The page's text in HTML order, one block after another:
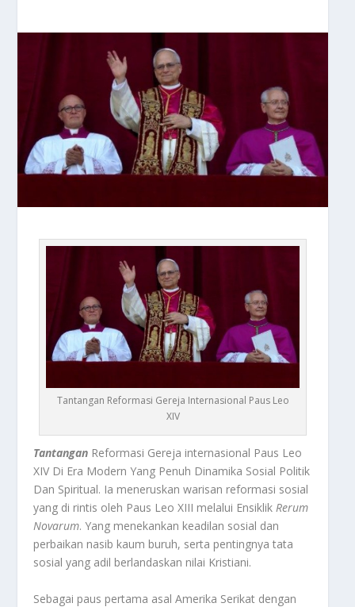
Tantangan Reformasi Gereja Internasional Paus Leo
XIV
Tantangan Reformasi Gereja internasional Paus Leo
XIV Di Era Modern Yang Penuh Dinamika Sosial Politik
Dan Spiritual. Ia meneruskan warisan reformasi sosial
yang di rintis oleh Paus Leo XIII melalui EnsiklikRerum
Novarum. Yang menekankan keadilan sosial dan
perbaikan nasib kaum buruh, serta pentingnya tata
sosial yang adil berlandaskan nilai Kristiani.
Sebagai paus pertama asal Amerika Serikat dengan